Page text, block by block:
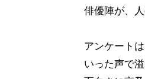
俳優陣が、
アンケート
いった声で